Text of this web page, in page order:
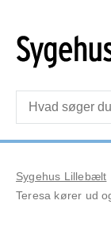
Sygehus Lillebælt
Teresa kører ud